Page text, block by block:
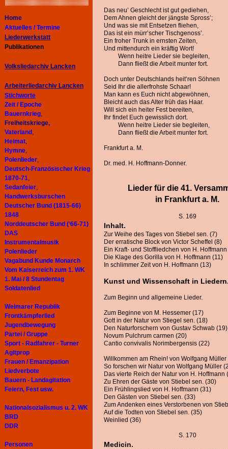
Home
Aktuelles / Termine
Liederwerkstatt
Publikationen
Volksliedarchiv Lancken
Arbeiterliedarchiv Lancken
Stichworte
Zeit / Epoche
Bauernkrieg,
Freiheitskriege,
Vaterland ,
Heimat,
Hymne,
Polenlieder,
Deutsch-Französischer Krieg
1870-71,
Sedanfeier,
Handwerksburschen
Deutscher Bund (1815-66)
1848
Norddeutscher Bund (‘66-71)
DAS
Instrumentalmusik
Polenlieder
Vagabund Kunde Monarch
Vom Kaiserreich zum 1. WK
1. Mai / 8 Stundentag
Soldatenlied
Weimarer Republik
Frontkämpferlied
Jugendbewegung
Partei / Gruppe
Sport - Radfahrer - Turner
Agitprop
Frauen / Emanzipation
Liedverbote
Bauern - Landagitation
Feiern, Fest usw.
Nationalsozialismus u. 2. WK
BRD
DDR
Personen
Das neu’ Geschlecht ist gut gediehen,
Dem Ahnen gleicht der jängste Spross’;
Und was sie mit Entsetzen fliehen,
Das ist ein mürr’scher Tischgenoss’.
Ein froher Trunk in ernsten Zeiten,
Und mittendurch ein kräftig Wort!
Wenn heitre Lieder sie begleiten,
Dann fließt die Arbeit munter fort.
Doch unter Deutschlands heit’ren Söhnen
Seid Ihr die allerfrohste Schaar!
Man kann es Euch nicht abgewöhnen,
Bleicht auch das Alter früh das Haar.
Will sich ein heiter Fest bereiten,
Ihr findet Euch gewisslich dort.
Wenn heitre Lieder sie begleiten,
Dann fließt die Arbeit munter fort.
Frankfurt a. M.
Dr. med. H. Hoffmann-Donner.
Lieder für die 41.
in Frankfurt a. M.
S. 169
Inhalt.
Zur Weihe des Tages von Stiebel sen. (7)
Der erratische Block von Victor Scheffel (8)
Ein Kraft- und Stoffliedchen von H.
Die Klage des Gorilla von H. Hoffmann (11)
In schlimmer Zeit von H. Hoffmann (13)
Kunst und Wissenschaft in
Zum Beginn und allgemeine Lieder.
Zum Beginne von M. Hessemer (17)
Gott in der Natur von Stiegel sen. (18)
Den Naturforschern von Gustav Schwab (19)
Novum Pulchrum carmen (20)
Cantio convivalis Norimbergensis (22)
Willkommen am Rhein! von Wolfgang Müller
So forschen wir Natur von Wolfgang Müller
Das vierte Reich der Natur von H. Hoffmann
Zu Ehren der Gäste von Stiebel sen. (30)
Ein Frühlingslied von H. Hoffmann (31)
Den Gästen von Stiebel sen. (33)
Zum Andenken eines Verstorbenen von
Auf die Todten von Stiebel sen. (35)
Weinlied (36)
S. 170
Medicin.